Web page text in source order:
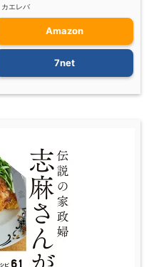
カエレバ
Amazon
7net